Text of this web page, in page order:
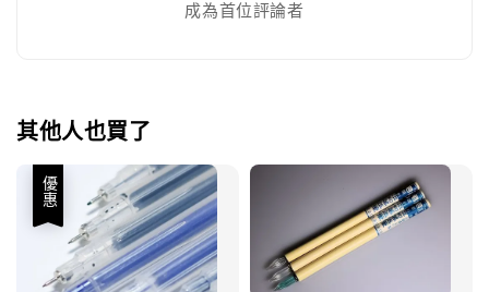
成為首位評論者
其他人也買了
優惠